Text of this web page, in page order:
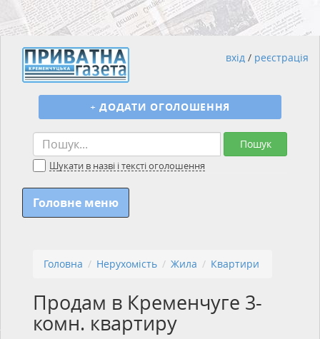
Пошук
Шукати в назві і тексті оголошення
+ ДОДАТИ ОГОЛОШЕННЯ
вхід / реєстрація
Головне меню
Головна Нерухомість Жила Квартири
Продам в Кременчуге 3-
комн. квартиру